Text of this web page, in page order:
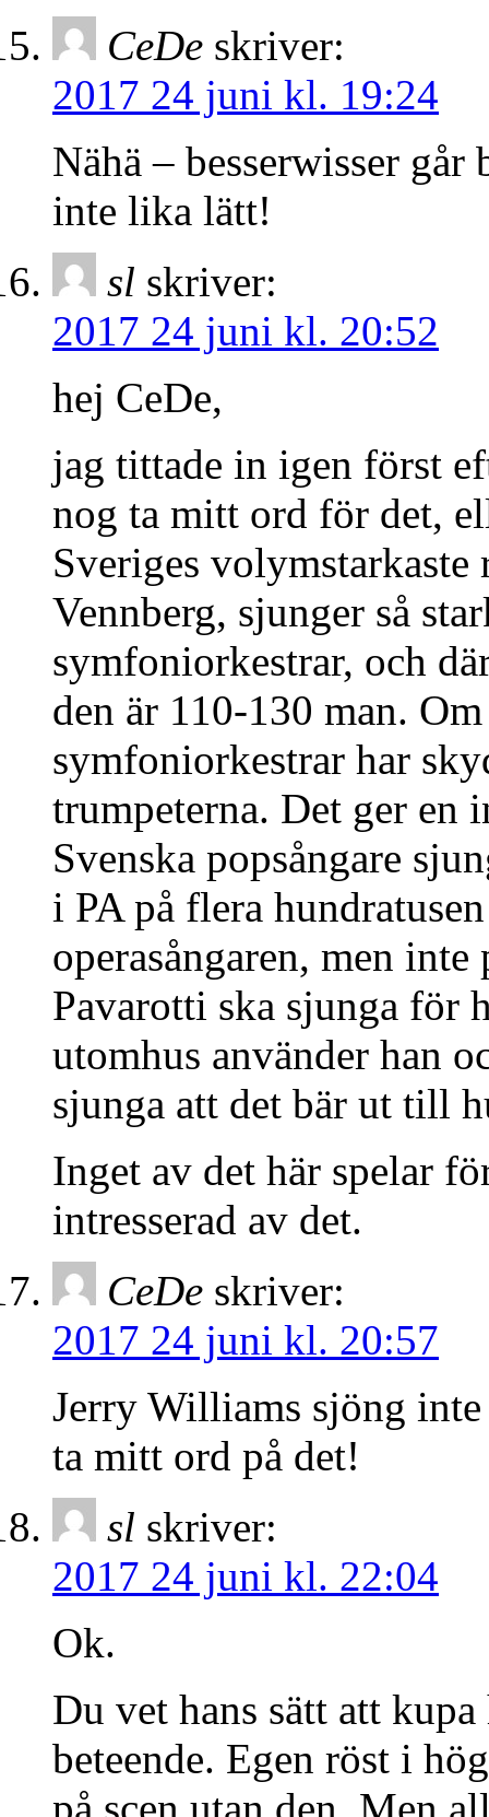
CeDe skriver:
2017 24 juni kl. 19:24
Nähä – besserwisser går
inte lika lätt!
sl skriver:
2017 24 juni kl. 20:52
hej CeDe,
jag tittade in igen först
nog ta mitt ord för det,
Sveriges
Vennberg, sjunger så
symfoniorkestrar, och
den är 110-130 man.
symfoniorkestrar har
trumpeterna. Det ger en
Svenska popsångare
i PA på flera
operasångaren, men
Pavarotti ska sjunga för
utomhus använder han
sjunga att det bär ut till
Inget av det här spelar
intresserad av det.
CeDe skriver:
2017 24 juni kl. 20:57
Jerry Williams sjöng
ta mitt ord på det!
sl skriver:
2017 24 juni kl. 22:04
Ok.
Du vet hans sätt att
beteende. Egen röst i